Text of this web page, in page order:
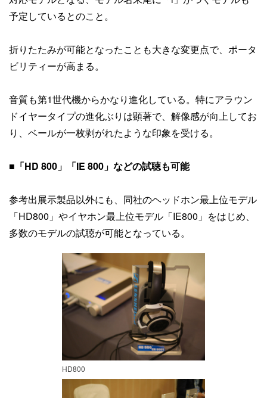
予定しているとのこと。
折りたたみが可能となったことも大きな変更点で、ポータ
ビリティーが高まる。
音質も第1世代機からかなり進化している。特にアラウン
ドイヤータイプの進化ぶりは顕著で、解像感が向上してお
り、ベールが一枚剥がれたような印象を受ける。
■ 「HD 800」「IE 800」などの試聴も可能
参考出展示製品以外にも、同社のヘッドホン最上位モデル
「HD800」やイヤホン最上位モデル「IE800」をはじめ、
多数のモデルの試聴が可能となっている。
HD800